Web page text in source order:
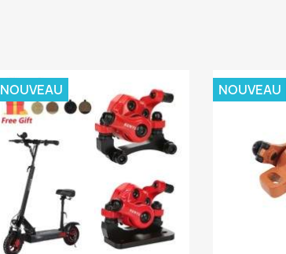
NOUVEAU NOUVEAU